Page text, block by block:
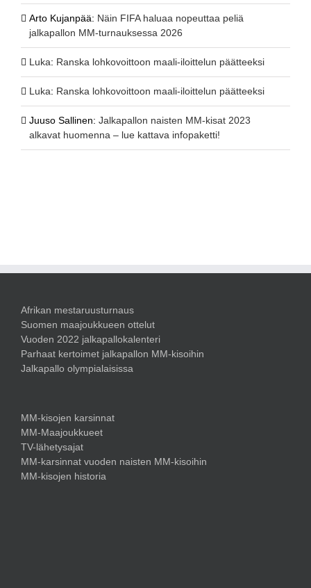
Arto Kujanpää: Näin FIFA haluaa nopeuttaa peliä
jalkapallon MM-turnauksessa 2026
Luka: Ranska lohkovoittoon maali-iloittelun päätteeksi
Luka: Ranska lohkovoittoon maali-iloittelun päätteeksi
Juuso Sallinen: Jalkapallon naisten MM-kisat 2023
alkavat huomenna – lue kattava infopaketti!
Afrikan mestaruusturnaus
Suomen maajoukkueen ottelut
Vuoden 2022 jalkapallokalenteri
Parhaat kertoimet jalkapallon MM-kisoihin
Jalkapallo olympialaisissa
MM-kisojen karsinnat
MM-Maajoukkueet
TV-lähetysajat
MM-karsinnat vuoden naisten MM-kisoihin
MM-kisojen historia